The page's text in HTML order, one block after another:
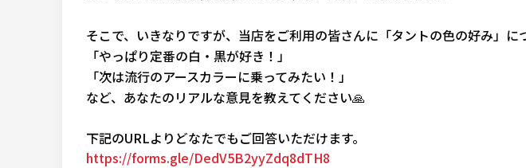
そこで、いきなりですが、当店をご利用の皆さんに「タントの色の好み」に
「やっぱり定番の白・黒が好き！」
「次は流行のアースカラーに乗ってみたい！」
など、あなたのリアルな意見を教えてください🙏
下記のURLよりどなたでもご回答いただけます。
https://forms.gle/DedV5B2yyZdq8dTH8